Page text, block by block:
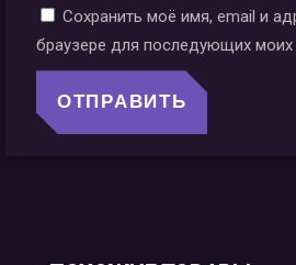
Сохранить моё имя, email и
браузере для последующих моих